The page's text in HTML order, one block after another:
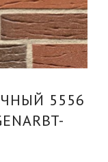
5556